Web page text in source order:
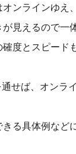
ンラインゆえ
見えるので一
度とスピー
通せば、オン
る具体例など